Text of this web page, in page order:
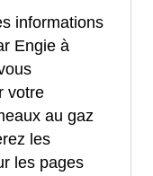
informations
Engie à
votre
au gaz
les
les pages